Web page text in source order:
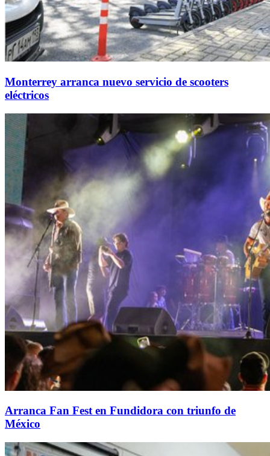
Monterrey arranca nuevo servicio de scooters
eléctricos
Arranca Fan Fest en Fundidora con triunfo de
México